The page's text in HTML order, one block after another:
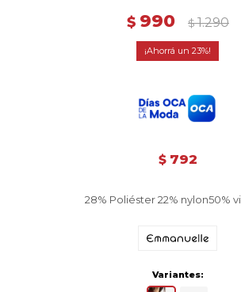
$ 990 $ 1.290
23
$ 792
28% Poliéster 22% nylon50%
Variantes: